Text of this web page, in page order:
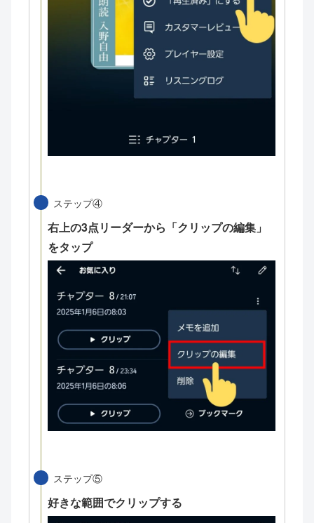
ステップ④
右上の3点リーダーから「クリップの編集」
をタップ
ステップ⑤
好きな範囲でクリップする